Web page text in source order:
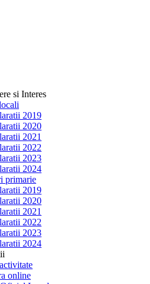
si Interes
2019
2020
2021
2022
2023
2024
primarie
2019
2020
2021
2022
2023
2024
online